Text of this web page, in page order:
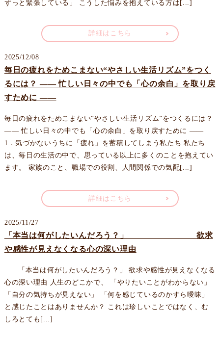
ずっと緊張している」 こうした悩みを抱えている方は[...]
詳細はこちら
2025/12/08
毎日の疲れをためこまない“やさしい生活リズム”をつく
るには？ —— 忙しい日々の中でも「心の余白」を取り戻
すために ——
毎日の疲れをためこまない“やさしい生活リズム”をつくるには？
—— 忙しい日々の中でも「心の余白」を取り戻すために ——
1．気づかないうちに「疲れ」を蓄積してしまう私たち 私たち
は、毎日の生活の中で、思っている以上に多くのことを抱えてい
ます。 家族のこと、職場での役割、人間関係での気配[...]
詳細はこちら
2025/11/27
「本当は何がしたいんだろう？」 欲求
や感性が見えなくなる心の深い理由
「本当は何がしたいんだろう？」 欲求や感性が見えなくなる
心の深い理由 人生のどこかで、 「やりたいことがわからない」
「自分の気持ちが見えない」 「何を感じているのかすら曖昧」
と感じたことはありませんか？ これは珍しいことではなく、む
しろとても[...]